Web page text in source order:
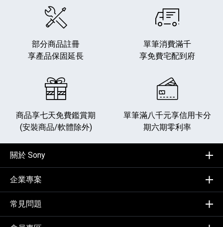
部分商品註冊
享產品保固延長
單筆消費滿千
享免費宅配到府
商品享七天免費鑑賞期
(安裝商品/軟體除外)
單筆滿八千元享信用卡分
期六期零利率
關於 Sony
企業專案
常見問題